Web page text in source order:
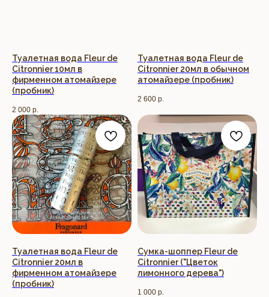
Туалетная вода Fleur de
Citronnier 10мл в
фирменном атомайзере
(пробник)
2 000 р.
Туалетная вода Fleur de
Citronnier 20мл в обычном
атомайзере (пробник)
2 600 р.
Туалетная вода Fleur de
Citronnier 20мл в
фирменном атомайзере
(пробник)
Сумка-шоппер Fleur de
Citronnier ("Цветок
лимонного дерева")
1 000 р.